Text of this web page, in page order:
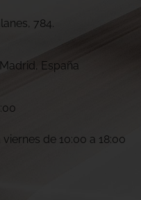
784.
España
de 10:00 a 18:00